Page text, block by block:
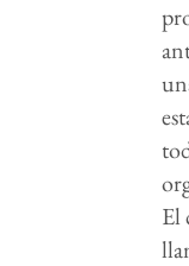
El